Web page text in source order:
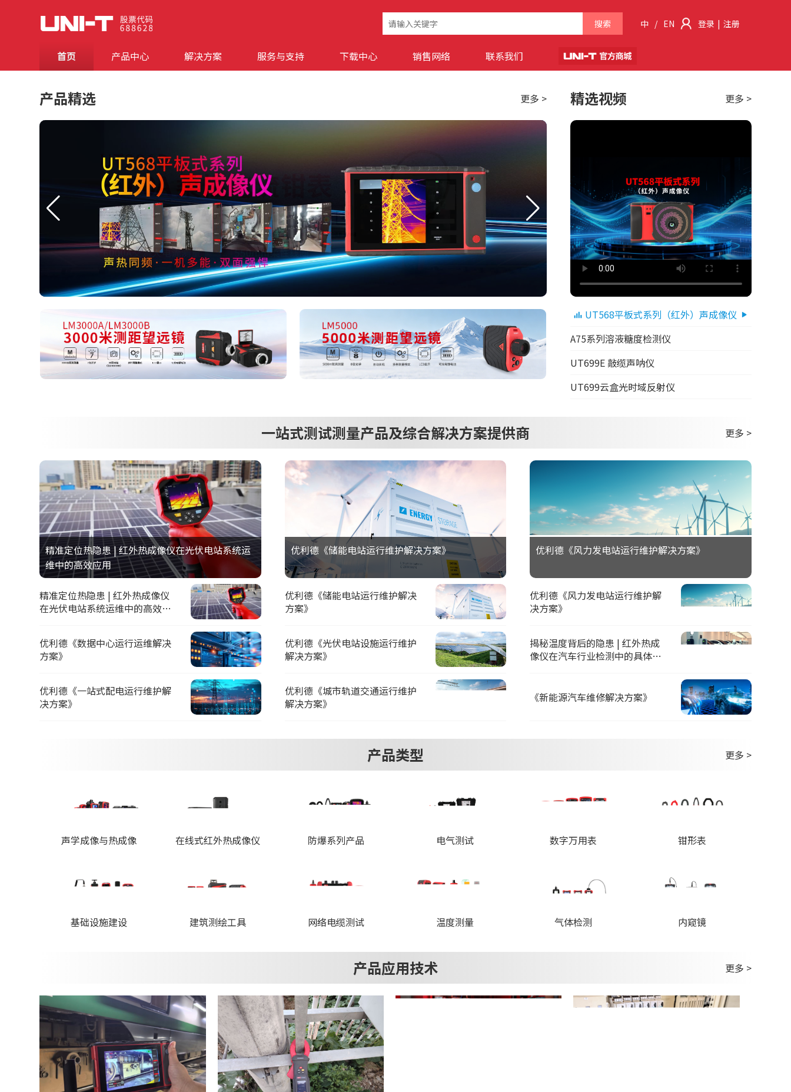
搜索 中 / EN 登录 | 注册
首页 产品中心 解决方案 服务与支持 下载中心 销售网络 联系我们
产品精选 更多 > 精选视频 更多 >
UT568平板式系列（红外）声成像仪
A75系列溶液糖度检测仪
UT699E 敲缆声呐仪
UT699云盒光时域反射仪
一站式测试测量产品及综合解决方案提供商 更多 >
精准定位热隐患 | 红外热成像仪在光伏电站系统运
维中的高效应用
精准定位热隐患 | 红外热成像仪
在光伏电站系统运维中的高效应
优利德《数据中心运行运维解决
方案》
优利德《一站式配电运行维护解
决方案》
优利德《储能电站运行维护解决方案》
优利德《储能电站运行维护解决
方案》
优利德《光伏电站设施运行维护
解决方案》
优利德《城市轨道交通运行维护
解决方案》
优利德《风力发电站运行维护解决方案》
优利德《风力发电站运行维护解
决方案》
揭秘温度背后的隐患 | 红外热成
像仪在汽车行业检测中的具体应
《新能源汽车维修解决方案》
产品类型 更多 >
声学成像与热成像 在线式红外热成像仪 防爆系列产品 电气测试 数字万用表 钳形表
基础设施建设 建筑测绘工具 网络电缆测试 温度测量 气体检测 内窥镜
产品应用技术 更多 >